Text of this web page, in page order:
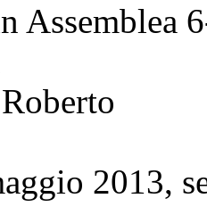
Assemblea
2013,